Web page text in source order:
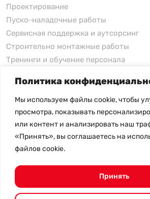
Политика
Мы используем файлы cookie, чтобы
просмотра, показывать
или контент и анализировать наш
«Принять», вы соглашаетесь на
файлов cookie.
Принять
Проектирование
Пуско-наладочные работы
Сервисная поддержка и аутсорсинг
Строительно монтажные работы
Тренинги и обучение персонала
xFusion
xFusion
xFusion AI Solution
Цены на товары не являются
- Политика конфиденциальности-
© 2026.SHANGHAI SYSTEM